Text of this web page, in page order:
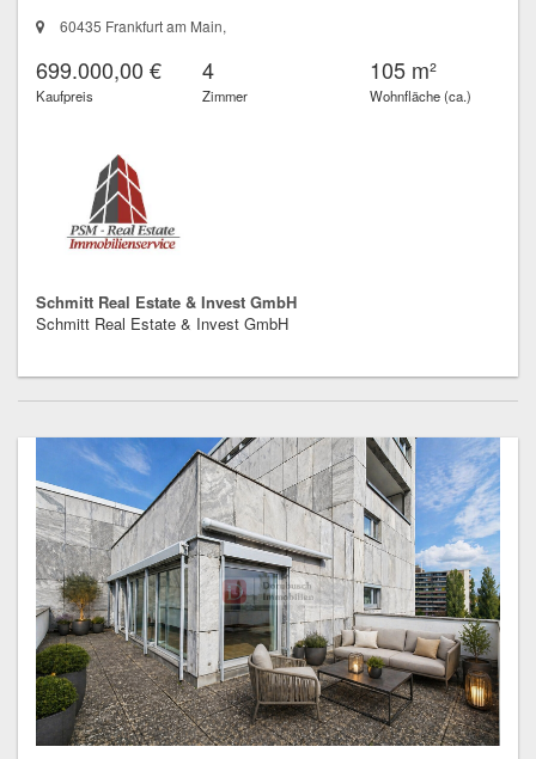
60435 Frankfurt am Main,
699.000,00 €
Kaufpreis
4
Zimmer
105 m²
Wohnfläche (ca.)
Schmitt Real Estate & Invest GmbH
Schmitt Real Estate & Invest GmbH